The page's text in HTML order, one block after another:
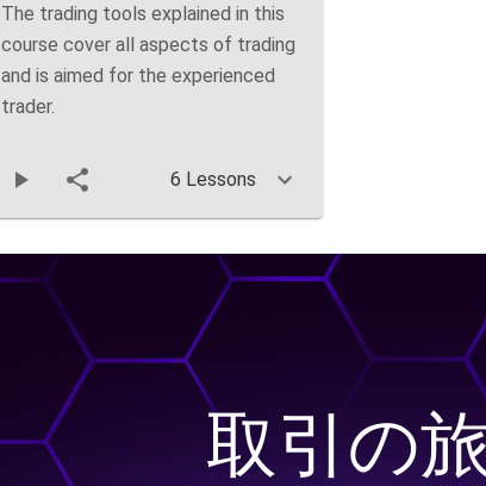
The trading tools explained in this
course cover all aspects of trading
and is aimed for the experienced
trader.
6 Lessons
取引の